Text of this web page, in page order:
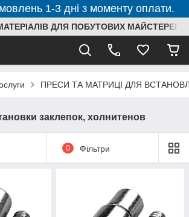
1-3 дні з моменту оплати.
ДЛЯ ПОБУТОВИХ МАЙСТЕРЕНЬ
ПРЕСИ ТА МАТРИЦІ ДЛЯ
заклепок, холнитенов
0 Фільтри